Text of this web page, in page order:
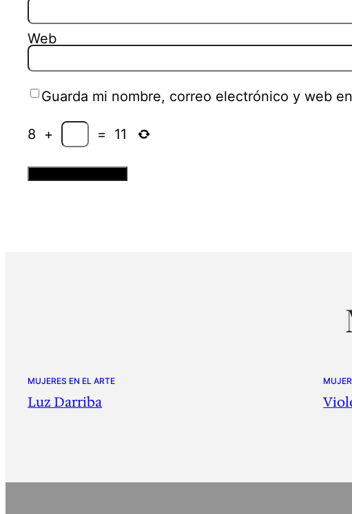
Web
Guarda mi nombre, correo electrónico y web
8 + = 11
MUJERES EN EL ARTE
Luz Darriba